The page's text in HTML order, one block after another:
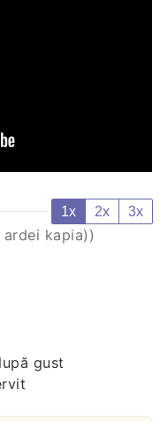
1x 2x 3x
kapia))
gust